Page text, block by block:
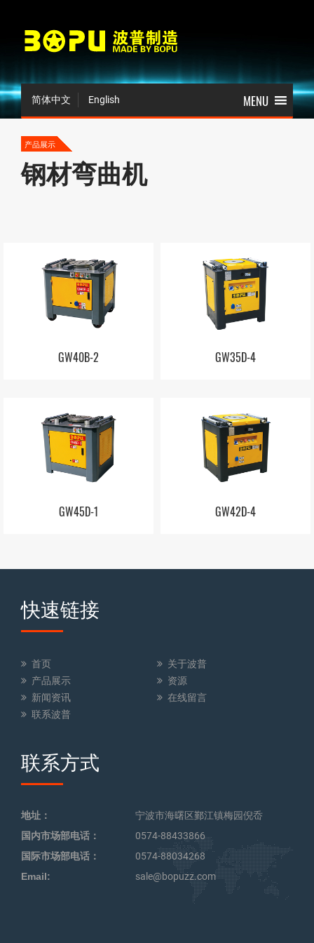
简体中文 English
产品展示
钢材弯曲机
GW40B-2 GW35D-4
GW45D-1 GW42D-4
快速链接
首页
关于波普
产品展示
资源
新闻资讯
在线留言
联系波普
联系方式
地址：
宁波市海曙区鄞江镇梅园倪岙
国内市场部电话：
0574-88433866
国际市场部电话：
0574-88034268
Email:
sale@bopuzz.com